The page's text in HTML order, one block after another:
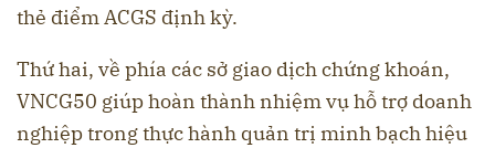
thẻ điểm ACGS định kỳ.
Thứ hai, về phía các sở giao dịch chứng khoán,
VNCG50 giúp hoàn thành nhiệm vụ hỗ trợ doanh
nghiệp trong thực hành quản trị minh bạch hiệu